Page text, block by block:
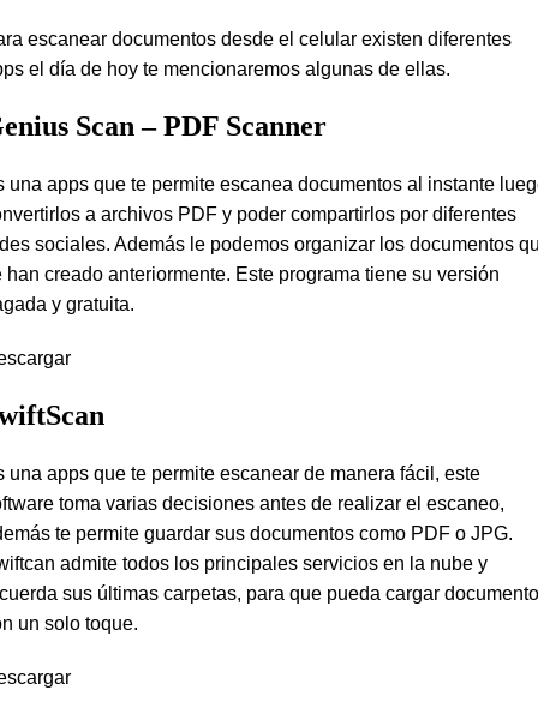
escanear documentos desde el celular existen diferentes
el día de hoy te mencionaremos algunas de ellas.
Scan – PDF Scanner
una apps que te permite escanea documentos al instante
a archivos PDF y poder compartirlos por diferentes
sociales. Además le podemos organizar los documentos
han creado anteriormente. Este programa tiene su versión
y gratuita.
una apps que te permite escanear de manera fácil, este
toma varias decisiones antes de realizar el escaneo,
te permite guardar sus documentos como PDF o JPG.
admite todos los principales servicios en la nube y
sus últimas carpetas, para que pueda cargar
un solo toque.